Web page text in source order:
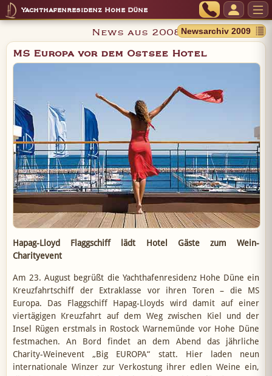
Yachthafenresidenz Hohe Düne
News aus 2008
MS Europa vor dem Ostsee Hotel
Hapag-Lloyd Flaggschiff lädt Hotel Gäste zum Wein-
Charityevent
Am 23. August begrüßt die Yachthafenresidenz Hohe Düne ein
Kreuzfahrtschiff der Extraklasse vor ihren Toren – die MS
Europa. Das Flaggschiff Hapag-Lloyds wird damit auf einer
viertägigen Kreuzfahrt auf dem Weg zwischen Kiel und der
Insel Rügen erstmals in Rostock Warnemünde vor Hohe Düne
festmachen. An Bord findet an dem Abend das jährliche
Charity-Weinevent „Big EUROPA“ statt. Hier laden neun
internationale Winzer zur Verkostung ihrer edlen Weine ein,